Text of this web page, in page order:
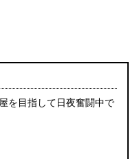
を目指して日夜奮闘中で